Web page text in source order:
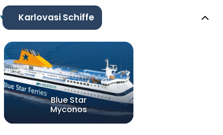
Karlovasi Schiffe
Blue Star
Myconos